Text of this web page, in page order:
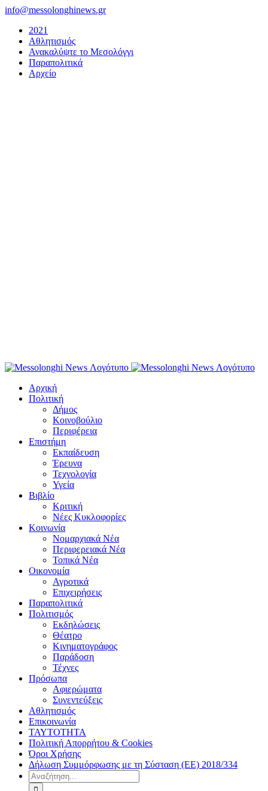
Μετάβαση
περιεχόμενο
info@messolonghinews.gr
2021
Αθλητισμός
Ανακαλύψτε το Μεσολόγγι
Παραπολιτικά
Αρχείο
Αρχική
Πολιτική
Δήμος
Κοινοβούλιο
Περιφέρεια
Επιστήμη
Εκπαίδευση
Έρευνα
Τεχνολογία
Υγεία
Βιβλίο
Κριτική
Νέες Κυκλοφορίες
Κοινωνία
Νομαρχιακά Νέα
Περιφερειακά Νέα
Τοπικά Νέα
Οικονομία
Αγροτικά
Επιχειρήσεις
Παραπολιτικά
Πολιτισμός
Εκδηλώσεις
Θέατρο
Κινηματογράφος
Παράδοση
Τέχνες
Πρόσωπα
Αφιερώματα
Συνεντεύξεις
Αθλητισμός
Επικοινωνία
ΤΑΥΤΟΤΗΤΑ
Πολιτική Απορρήτου & Cookies
Όροι Χρήσης
Δήλωση Συμμόρφωσης με τη Σύσταση (ΕΕ) 2018/334
Αναζήτηση
για: